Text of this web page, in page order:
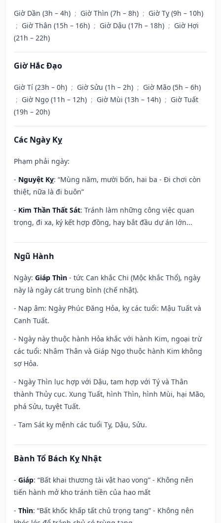
Giờ Dần (3h – 4h) ; Giờ Thìn (7h – 8h) ; Giờ Tỵ (9h – 10h)
; Giờ Thân (15h – 16h) ; Giờ Dậu (17h – 18h) ; Giờ Hợi
(21h – 22h)
Giờ Hắc Đạo
Giờ Tí (23h – 0h) ; Giờ Sửu (1h – 2h) ; Giờ Mão (5h – 6h)
; Giờ Ngọ (11h – 12h) ; Giờ Mùi (13h – 14h) ; Giờ Tuất
(19h – 20h)
Các Ngày Kỵ
Phạm phải ngày:
- Nguyệt Kỵ: “Mùng năm, mười bốn, hai ba - Đi chơi còn
thiệt, nữa là đi buôn”
- Kim Thần Thất Sát: Tránh làm những công việc quan
trọng, đi xa, ký kết hợp đồng, hay bắt đầu dự án lớn...
Ngũ Hành
Ngày: Giáp Thìn - tức Can khắc Chi (Mộc khắc Thổ), ngày
này là ngày cát trung bình (chế nhật).
- Nạp âm: Ngày Phúc Đăng Hỏa, kỵ các tuổi: Mậu Tuất và
Canh Tuất.
- Ngày này thuộc hành Hỏa khắc với hành Kim, ngoại trừ
các tuổi: Nhâm Thân và Giáp Ngọ thuộc hành Kim không
sợ Hỏa.
- Ngày Thìn lục hợp với Dậu, tam hợp với Tý và Thân
thành Thủy cục. Xung Tuất, hình Thìn, hình Mùi, hại Mão,
phá Sửu, tuyệt Tuất.
- Tam Sát kỵ mệnh các tuổi Tỵ, Dậu, Sửu.
Bành Tổ Bách Kỵ Nhật
- Giáp: “Bất khai thương tài vật hao vong” - Không nên
tiến hành mở kho tránh tiền của hao mất
- Thìn: “Bất khốc khấp tất chủ trọng tang” - Không nên